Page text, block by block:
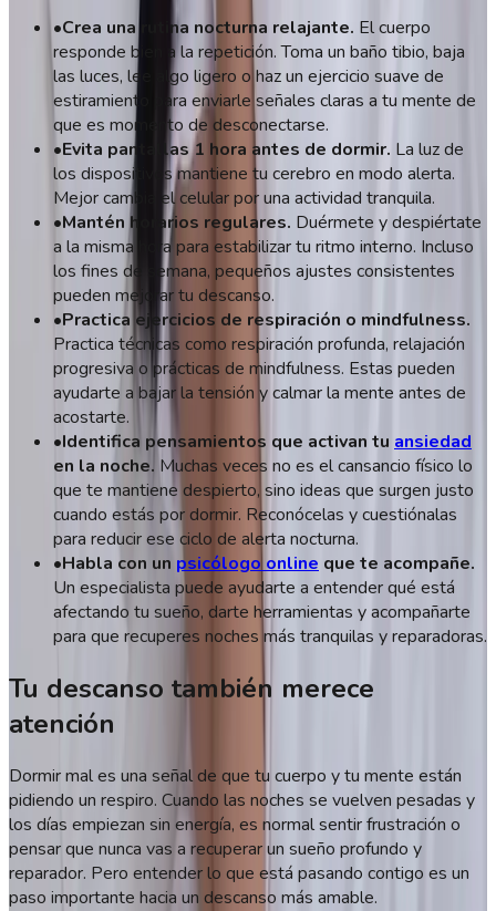
•Crea una rutina nocturna relajante. El cuerpo
responde bien a la repetición. Toma un baño tibio, baja
las luces, lee algo ligero o haz un ejercicio suave de
estiramiento para enviarle señales claras a tu mente de
que es momento de desconectarse.
•Evita pantallas 1 hora antes de dormir. La luz de
los dispositivos mantiene tu cerebro en modo alerta.
Mejor cambia el celular por una actividad tranquila.
•Mantén horarios regulares. Duérmete y despiértate
a la misma hora para estabilizar tu ritmo interno. Incluso
los fines de semana, pequeños ajustes consistentes
pueden mejorar tu descanso.
•Practica ejercicios de respiración o mindfulness.
Practica técnicas como respiración profunda, relajación
progresiva o prácticas de mindfulness. Estas pueden
ayudarte a bajar la tensión y calmar la mente antes de
acostarte.
•Identifica pensamientos que activan tu ansiedad
en la noche. Muchas veces no es el cansancio físico lo
que te mantiene despierto, sino ideas que surgen justo
cuando estás por dormir. Reconócelas y cuestiónalas
para reducir ese ciclo de alerta nocturna.
•Habla con un psicólogo online que te acompañe.
Un especialista puede ayudarte a entender qué está
afectando tu sueño, darte herramientas y acompañarte
para que recuperes noches más tranquilas y reparadoras.
Tu descanso también merece
atención
Dormir mal es una señal de que tu cuerpo y tu mente están
pidiendo un respiro. Cuando las noches se vuelven pesadas y
los días empiezan sin energía, es normal sentir frustración o
pensar que nunca vas a recuperar un sueño profundo y
reparador. Pero entender lo que está pasando contigo es un
paso importante hacia un descanso más amable.